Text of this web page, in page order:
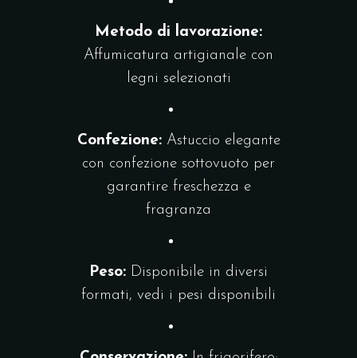
Metodo di lavorazione:
Affumicatura artigianale con
legni selezionati
Confezione:Astuccio elegante
con confezione sottovuoto per
garantire freschezza e
fragranza
Peso: Disponibile in diversi
formati, vedi i pesi disponibili